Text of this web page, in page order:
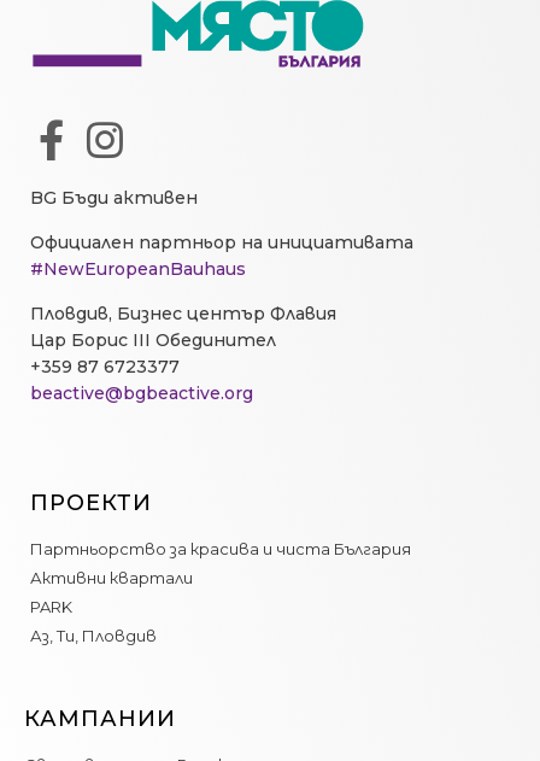
BG Бъди активен
Официален партньор на инициативата
#NewEuropeanBauhaus
Пловдив, Бизнес център Флавия
Цар Борис III Обединител
+359 87 6723377
beactive@bgbeactive.org
ПРОЕКТИ
Партньорство за красива и чиста България
Активни квартали
PARK
Аз, Ти, Пловдив
КАМПАНИИ